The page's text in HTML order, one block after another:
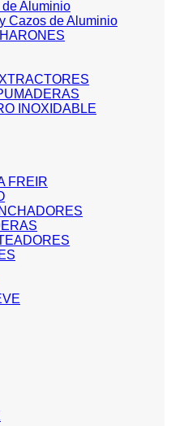
Aluminio
Cazos de Aluminio
INOXIDABLE
FREIR